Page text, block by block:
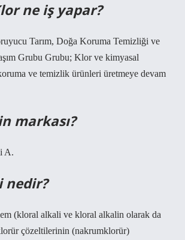
ne iş yapar?
Tarım, Doğa Koruma Temizliği ve
Grubu Grubu; Klor ve kimyasal
ve temizlik ürünleri üretmeye devam
markası?
A.
nedir?
(kloral alkali ve kloral alkalin olarak da
çözeltilerinin (nakrumklorür)